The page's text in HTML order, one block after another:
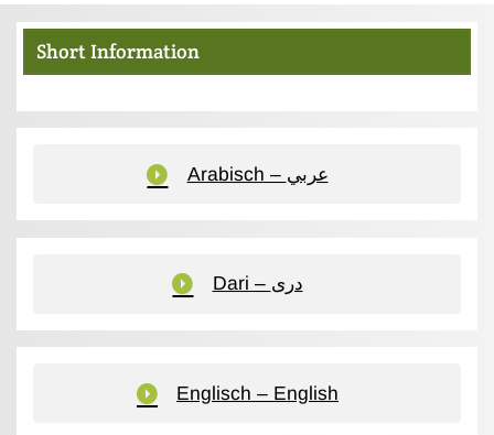
Short Information
Arabisch – عربي
Dari – دری
Englisch – English